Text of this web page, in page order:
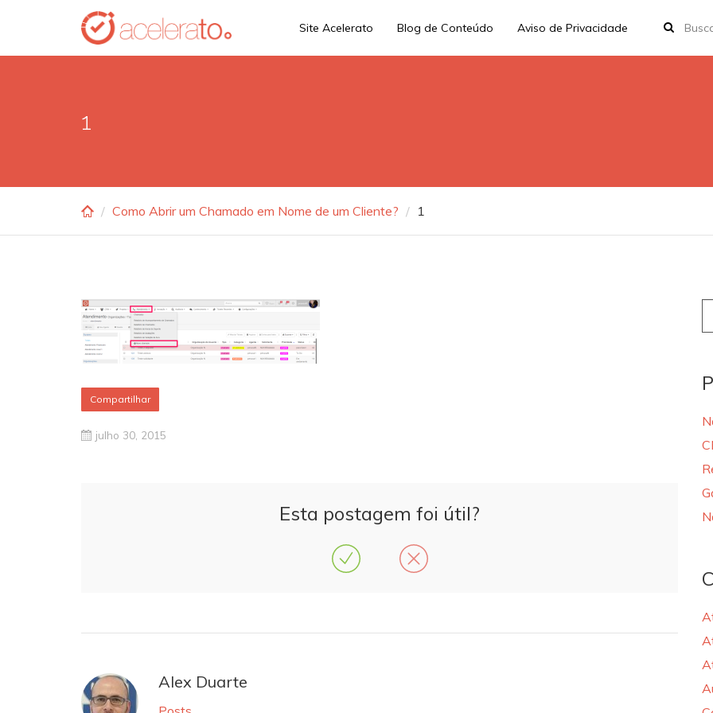
main
Site Acelerato Blog de Conteúdo Aviso de Privacidade
1
Como Abrir um Chamado em Nome de um Cliente? 1
Compartilhar
julho 30, 2015
Esta postagem foi útil?
Alex Duarte